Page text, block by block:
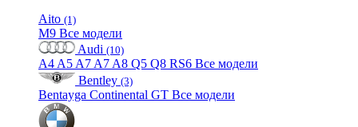
Aito (1)
M9 Все модели
Audi (10)
A4 A5 A7 A7 A8 Q5 Q8 RS6 Все модели
Bentley (3)
Bentayga Continental GT Все модели